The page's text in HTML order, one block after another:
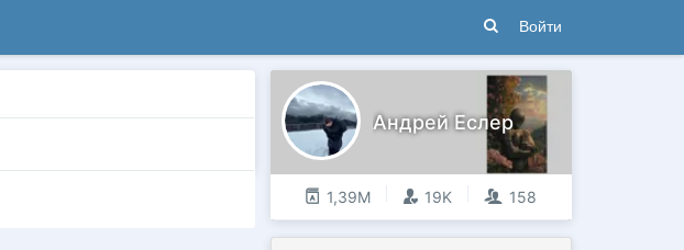
Войти
Андрей Еслер
1,39М 19K 158